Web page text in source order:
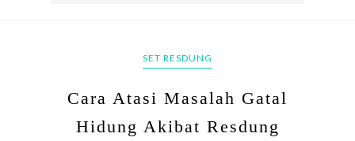
SET RESDUNG
Cara Atasi Masalah Gatal
Hidung Akibat Resdung